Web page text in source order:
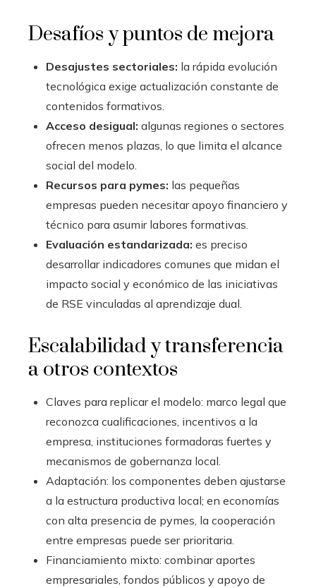
Desafíos y puntos de mejora
Desajustes sectoriales: la rápida evolución
tecnológica exige actualización constante de
contenidos formativos.
Acceso desigual: algunas regiones o sectores
ofrecen menos plazas, lo que limita el alcance
social del modelo.
Recursos para pymes: las pequeñas
empresas pueden necesitar apoyo financiero y
técnico para asumir labores formativas.
Evaluación estandarizada: es preciso
desarrollar indicadores comunes que midan el
impacto social y económico de las iniciativas
de RSE vinculadas al aprendizaje dual.
Escalabilidad y transferencia
a otros contextos
Claves para replicar el modelo: marco legal que
reconozca cualificaciones, incentivos a la
empresa, instituciones formadoras fuertes y
mecanismos de gobernanza local.
Adaptación: los componentes deben ajustarse
a la estructura productiva local; en economías
con alta presencia de pymes, la cooperación
entre empresas puede ser prioritaria.
Financiamiento mixto: combinar aportes
empresariales, fondos públicos y apoyo de